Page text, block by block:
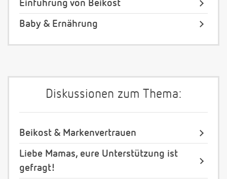
Einführung von Beikost
Baby & Ernährung
Diskussionen zum Thema:
Beikost & Markenvertrauen
Liebe Mamas, eure Unterstützung ist
gefragt!